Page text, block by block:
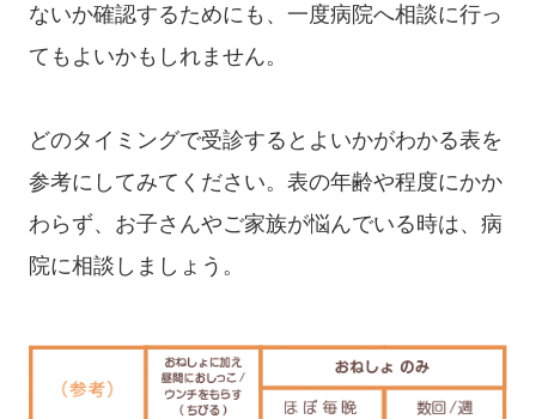
ないか確認するためにも、一度病院へ相談に行っ
てもよいかもしれません。
どのタイミングで受診するとよいかがわかる表を
参考にしてみてください。表の年齢や程度にかか
わらず、お子さんやご家族が悩んでいる時は、病
院に相談しましょう。